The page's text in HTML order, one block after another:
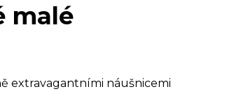
malé
extravagantními náušnicemi